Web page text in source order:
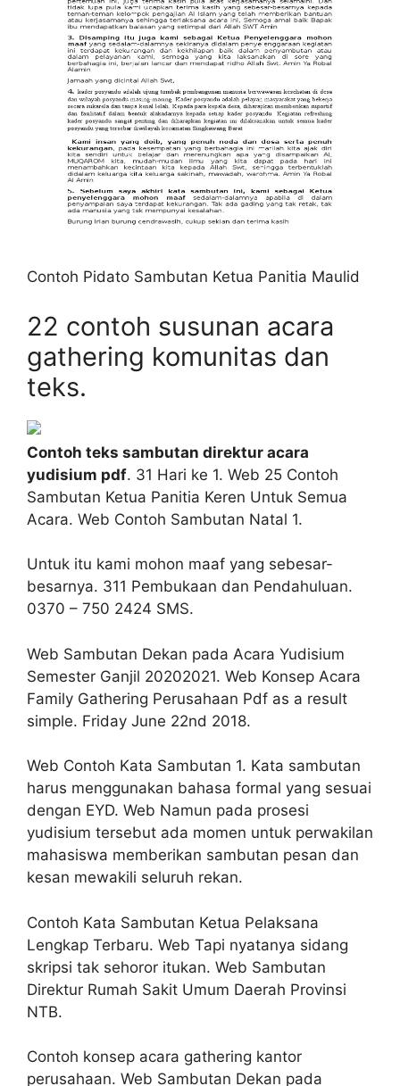
Contoh Pidato Sambutan Ketua Panitia Maulid
22 contoh susunan acara
gathering komunitas dan
teks.
Contoh teks sambutan direktur acara
yudisium pdf. 31 Hari ke 1. Web 25 Contoh
Sambutan Ketua Panitia Keren Untuk Semua
Acara. Web Contoh Sambutan Natal 1.
Untuk itu kami mohon maaf yang sebesar-
besarnya. 311 Pembukaan dan Pendahuluan.
0370 – 750 2424 SMS.
Web Sambutan Dekan pada Acara Yudisium
Semester Ganjil 20202021. Web Konsep Acara
Family Gathering Perusahaan Pdf as a result
simple. Friday June 22nd 2018.
Web Contoh Kata Sambutan 1. Kata sambutan
harus menggunakan bahasa formal yang sesuai
dengan EYD. Web Namun pada prosesi
yudisium tersebut ada momen untuk perwakilan
mahasiswa memberikan sambutan pesan dan
kesan mewakili seluruh rekan.
Contoh Kata Sambutan Ketua Pelaksana
Lengkap Terbaru. Web Tapi nyatanya sidang
skripsi tak sehoror itukan. Web Sambutan
Direktur Rumah Sakit Umum Daerah Provinsi
NTB.
Contoh konsep acara gathering kantor
perusahaan. Web Sambutan Dekan pada